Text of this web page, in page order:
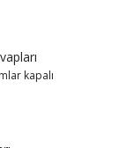
kapalı